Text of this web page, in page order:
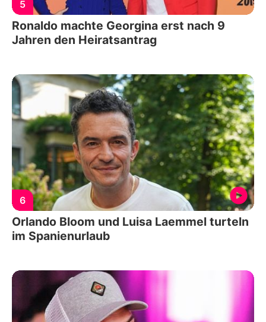
5
Ronaldo machte Georgina erst nach 9
Jahren den Heiratsantrag
6
Orlando Bloom und Luisa Laemmel turteln
im Spanienurlaub